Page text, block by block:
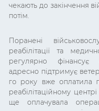
чекають до закінчення
потім.
Поранені
реабілітації та
регулярно фінансує
адресно підтримує
го року вже оплатила
реабілітаційному
ще оплачувала